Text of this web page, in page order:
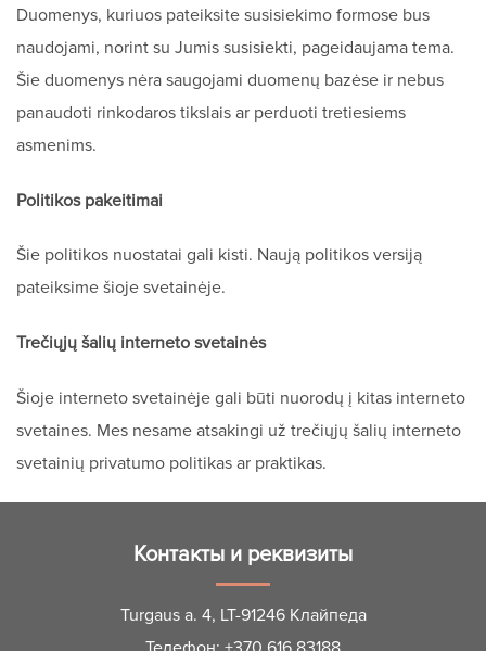
Duomenys, kuriuos pateiksite susisiekimo formose bus
naudojami, norint su Jumis susisiekti, pageidaujama tema.
Šie duomenys nėra saugojami duomenų bazėse ir nebus
panaudoti rinkodaros tikslais ar perduoti tretiesiems
asmenims.
Politikos pakeitimai
Šie politikos nuostatai gali kisti. Naują politikos versiją
pateiksime šioje svetainėje.
Trečiųjų šalių interneto svetainės
Šioje interneto svetainėje gali būti nuorodų į kitas interneto
svetaines. Mes nesame atsakingi už trečiųjų šalių interneto
svetainių privatumo politikas ar praktikas.
Контакты и реквизиты
Turgaus a. 4, LT-91246 Клайпеда